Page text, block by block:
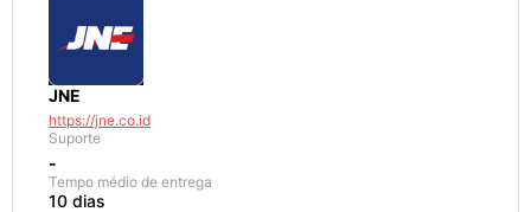
JNE
https://jne.co.id
Suporte
-
Tempo médio de entrega
10 dias